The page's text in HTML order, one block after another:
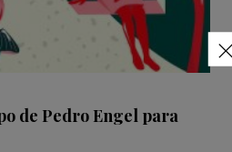
de Pedro Engel para